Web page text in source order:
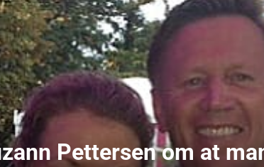
Pettersen om at